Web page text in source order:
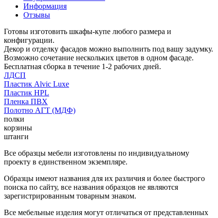
Информация
Отзывы
Готовы изготовить шкафы-купе любого размера и
конфигурации.
Декор и отделку фасадов можно выполнить под вашу задумку.
Возможно сочетание нескольких цветов в одном фасаде.
Бесплатная сборка в течение 1-2 рабочих дней.
ЛДСП
Пластик Alvic Luxe
Пластик HPL
Пленка ПВХ
Полотно АГТ (МДФ)
полки
корзины
штанги
Все образцы мебели изготовлены по индивидуальному
проекту в единственном экземпляре.
Образцы имеют названия для их различия и более быстрого
поиска по сайту, все названия образцов не являются
зарегистрированным товарным знаком.
Все мебельные изделия могут отличаться от представленных